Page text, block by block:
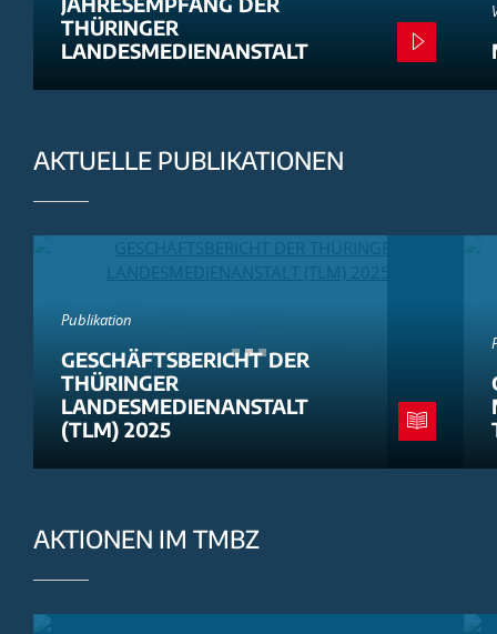
THÜRINGER
LANDESMEDIENANSTALT
AKTUELLE PUBLIKATIONEN
Publikation
GESCHÄFTSBERICHT DER
THÜRINGER
LANDESMEDIENANSTALT
(TLM) 2025
AKTIONEN IM TMBZ